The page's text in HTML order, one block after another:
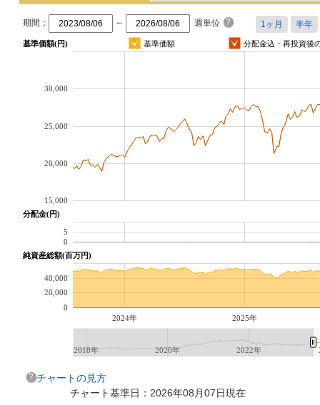
期間： ～ 週単位
基準価額(円) 基準価額 分配金込・再投資後
15,000
20,000
25,000
30,000
分配金(円)
0
5
純資産総額(百万円)
2024年 2025年
0
20,000
40,000
2018年 2020年 2022年
チャートの見方
チャート基準日：2026年08月07日現在